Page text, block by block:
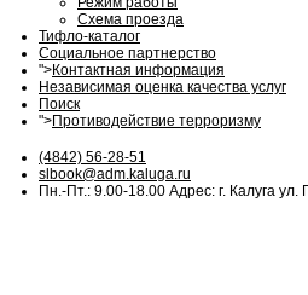
Схема проезда
Тифло-каталог
Социальное партнерство
">Контактная информация
Независимая оценка качества услуг
Поиск
">Противодействие терроризму
(4842) 56-28-51
slbook@adm.kaluga.ru
Пн.-Пт.: 9.00-18.00 Адрес: г. Калуга